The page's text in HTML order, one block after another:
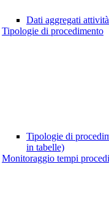
Dati aggregati
Tipologie di procedimento
Tipologie di
in tabelle)
Monitoraggio tempi